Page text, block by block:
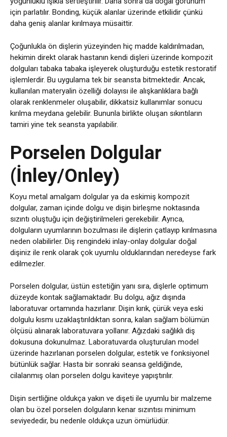
için parlatılır. Bonding, küçük alanlar üzerinde etkilidir çünkü
daha geniş alanlar kırılmaya müsaittir.
Çoğunlukla ön dişlerin yüzeyinden hiç madde kaldırılmadan,
hekimin direkt olarak hastanın kendi dişleri üzerinde kompozit
dolguları tabaka tabaka işleyerek oluşturduğu estetik restoratif
işlemlerdir. Bu uygulama tek bir seansta bitmektedir. Ancak,
kullanılan materyalin özelliği dolayısı ile alışkanlıklara bağlı
olarak renklenmeler oluşabilir, dikkatsiz kullanımlar sonucu
kırılma meydana gelebilir. Bununla birlikte oluşan sıkıntıların
tamiri yine tek seansta yapılabilir.
Porselen Dolgular
(İnley/Onley)
Koyu metal amalgam dolgular ya da eskimiş kompozit
dolgular, zaman içinde dolgu ve dişin birleşme noktasında
sızıntı oluştuğu için değiştirilmeleri gerekebilir. Ayrıca,
dolguların uyumlarının bozulması ile dişlerin çatlayıp kırılmasına
neden olabilirler. Diş rengindeki inlay-onlay dolgular doğal
dişiniz ile renk olarak çok uyumlu olduklarından neredeyse fark
edilmezler.
Porselen dolgular, üstün estetiğin yanı sıra, dişlerle optimum
düzeyde kontak sağlamaktadır. Bu dolgu, ağız dışında
laboratuvar ortamında hazırlanır. Dişin kırık, çürük veya eski
dolgulu kısmı uzaklaştırıldıktan sonra, kalan sağlam bölümün
ölçüsü alınarak laboratuvara yollanır. Ağızdaki sağlıklı diş
dokusuna dokunulmaz. Laboratuvarda oluşturulan model
üzerinde hazırlanan porselen dolgular, estetik ve fonksiyonel
bütünlük sağlar. Hasta bir sonraki seansa geldiğinde,
cilalanmış olan porselen dolgu kaviteye yapıştırılır.
Dişin sertliğine oldukça yakın ve dişeti ile uyumlu bir malzeme
olan bu özel porselen dolguların kenar sızıntısı minimum
seviyededir, bu nedenle oldukça uzun ömürlüdür.